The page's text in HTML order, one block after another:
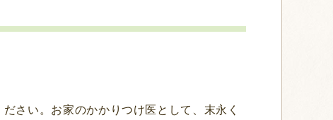
さい。お家のかかりつけ医として、末永く